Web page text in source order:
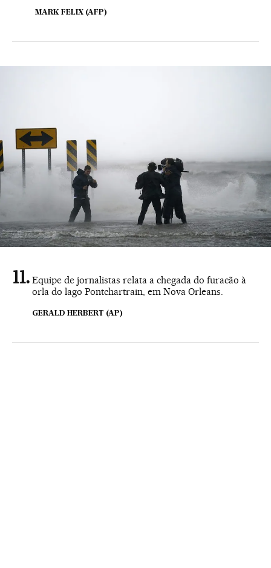
MARK FELIX (AFP)
Equipe de jornalistas relata a chegada do furacão à
orla do lago Pontchartrain, em Nova Orleans.
GERALD HERBERT (AP)